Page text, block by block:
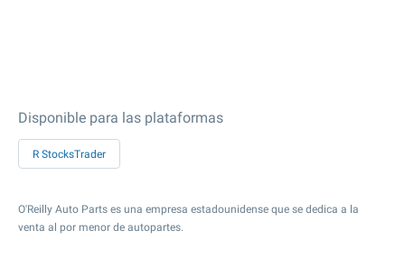
Disponible para las plataformas
R StocksTrader
O'Reilly Auto Parts es una empresa estadounidense que se dedica a la
venta al por menor de autopartes.